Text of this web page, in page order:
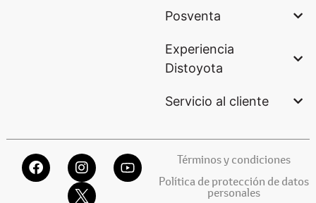
Posventa
Experiencia
Distoyota
Servicio al cliente
Términos y condiciones
Política de protección de datos
personales